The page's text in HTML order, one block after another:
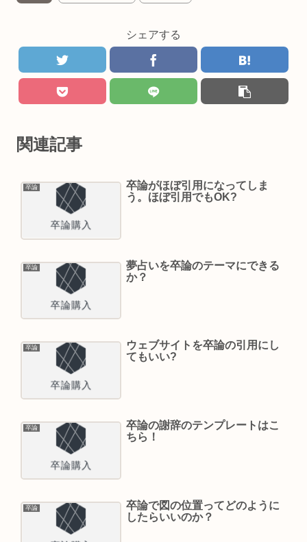
シェアする
関連記事
卒論
卒論がほぼ引用になってしま
う。ほぼ引用でもOK?
卒論
夢占いを卒論のテーマにできる
か？
卒論
ウェブサイトを卒論の引用にし
てもいい?
卒論
卒論の謝辞のテンプレートはこ
ちら！
卒論
卒論で図の位置ってどのように
したらいいのか？